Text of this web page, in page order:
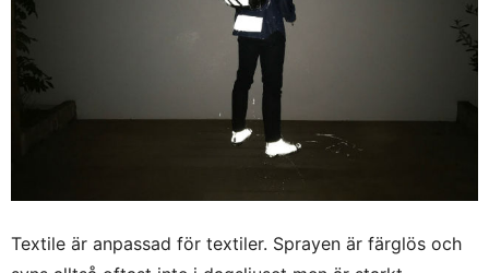
Textile är anpassad för textiler. Sprayen är färglös och